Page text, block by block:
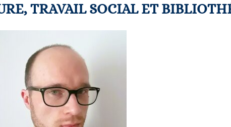
TRAVAIL SOCIAL ET